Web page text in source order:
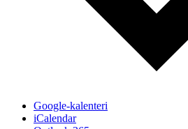
Google-kalenteri
iCalendar